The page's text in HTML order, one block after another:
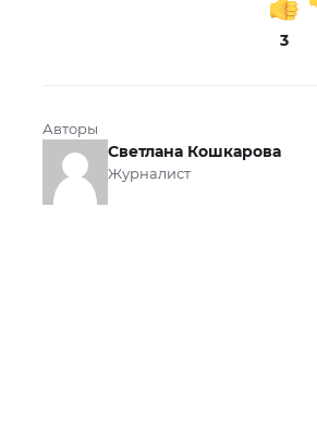
3
Авторы
Светлана Кошкарова
Журналист